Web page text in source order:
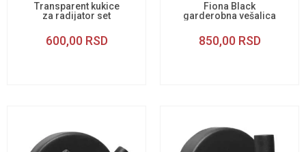
Transparent kukice
za radijator set
600,00 RSD
Fiona Black
garderobna vešalica
850,00 RSD